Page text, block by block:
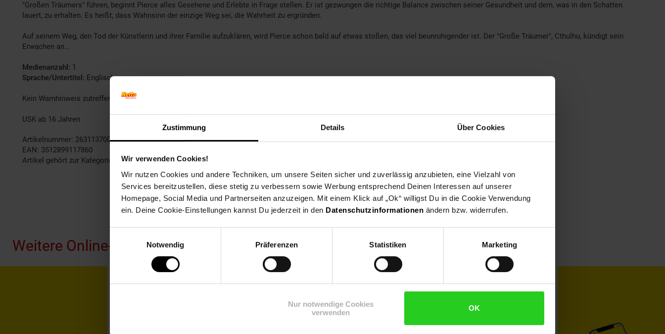
Zustimmung Details Über Cookies
Wir verwenden Cookies!
Wir nutzen Cookies und andere Techniken, um unsere Seiten sicher und zuverlässig anzubieten, eine Vielzahl von
Services bereitzustellen, diese stetig zu verbessern sowie Werbung entsprechend Deinen Interessen auf unserer
Homepage, Social Media und Partnerseiten anzuzeigen. Mit einem Klick auf „Ok“ willigst Du in die Cookie Verwendung
ein. Deine Cookie-Einstellungen kannst Du jederzeit in den Datenschutzinformationen ändern bzw. widerrufen.
Notwendig
Präferenzen Statistiken Marketing
Nur notwendige Cookies
verwenden
OK
"Großen Träumers" führen, beginnt Pierce alles Gesehene und Erlebte in Frage stellen. Er ist gezwungen die richtige Balance zwischen seiner Gesundheit und dem, was in den Schatten
lauert, zu erhalten. Es heißt, dass Wahnsinn der einzige Weg sei, die Wahrheit zu ergründen.
Auf seinem Weg, den Tod der Künstlerin und ihrer Familie aufzuklären, wird Pierce schon bald auf etwas stoßen, das viel beunruhigender ist. Der "Große Träumer", Cthulhu, kündigt sein
Erwachen an...
Medienanzahl: 1
Sprache/Untertitel: Englisch
Kein Warnhinweis zutreffend.
USK ab 16 Jahren
Artikelnummer: 2631137000
EAN: 3512899117860
Artikel gehört zur Kategorie:
Gaming Spiele
Weitere Online-Angebote